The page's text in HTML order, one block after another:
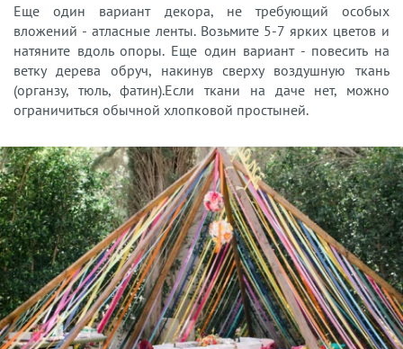
Еще один вариант декора, не требующий особых
вложений - атласные ленты. Возьмите 5-7 ярких цветов и
натяните вдоль опоры. Еще один вариант - повесить на
ветку дерева обруч, накинув сверху воздушную ткань
(органзу, тюль, фатин).Если ткани на даче нет, можно
ограничиться обычной хлопковой простыней.